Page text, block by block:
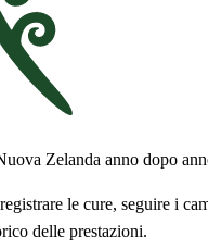
Zelanda anno dopo
le cure, seguire i
delle prestazioni.